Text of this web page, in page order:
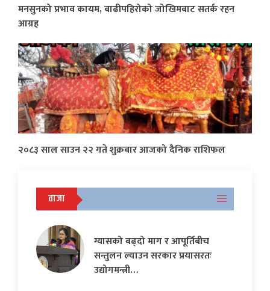
मनसुनको प्रभाव कायम, बाढीपहिरोको जोखिमबाट सतर्क रहन
आग्रह
२०८३ साल साउन २२ गते शुक्रबार आजको दैनिक राशिफल
ताजा
ग्यासको बढ्दो माग र आपूर्तिबीच
सन्तुलन ल्याउन सरकार प्रयासरतः
उद्योगमन्त्री…